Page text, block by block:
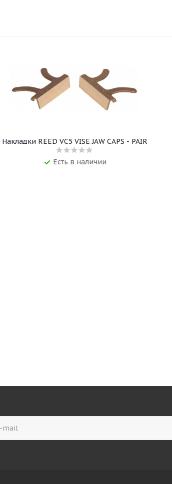
Накладки REED VC5 VISE JAW CAPS - PAIR
Есть в наличии